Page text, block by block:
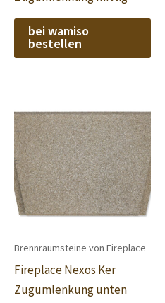
bei wamiso
bestellen
Brennraumsteine von Fireplace
Fireplace Nexos Ker
Zugumlenkung unten